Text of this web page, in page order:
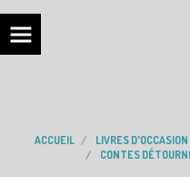
ACCUEIL LIVRES
CONTES